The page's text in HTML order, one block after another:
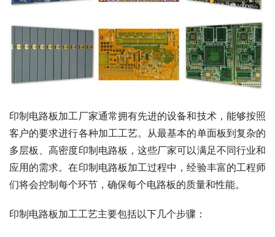
印制电路板加工厂家通常拥有先进的设备和技术，能够按照
客户的要求进行各种加工工艺。从最基本的单面板到复杂的
多层板、高密度印制电路板，这些厂家可以满足不同行业和
应用的需求。在印制电路板加工过程中，经验丰富的工程师
们将会控制每个环节，确保每个电路板的质量和性能。
印制电路板加工工艺主要包括以下几个步骤：